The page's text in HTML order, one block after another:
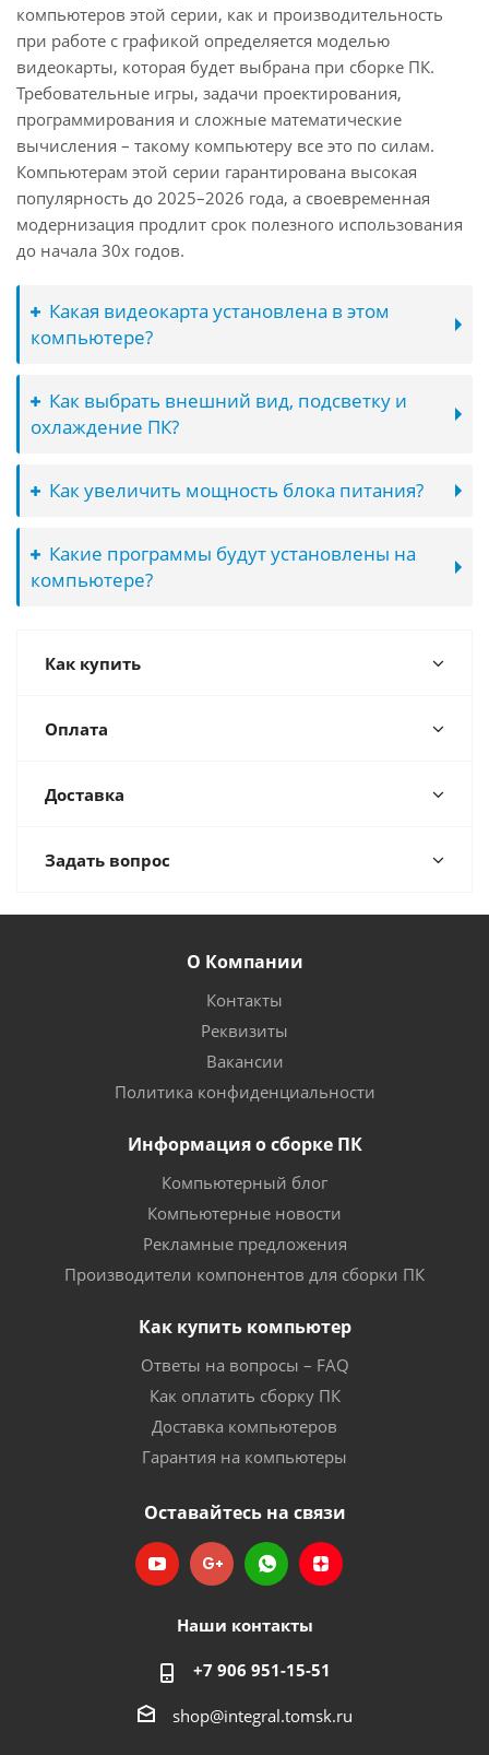
компьютеров этой серии, как и производительность
при работе с графикой определяется моделью
видеокарты, которая будет выбрана при сборке ПК.
Требовательные игры, задачи проектирования,
программирования и сложные математические
вычисления – такому компьютеру все это по силам.
Компьютерам этой серии гарантирована высокая
популярность до 2025–2026 года, а своевременная
модернизация продлит срок полезного использования
до начала 30х годов.
Какая видеокарта установлена в этом
компьютере?
Как выбрать внешний вид, подсветку и
охлаждение ПК?
Как увеличить мощность блока питания?
Какие программы будут установлены на
компьютере?
Как купить
Оплата
Доставка
Задать вопрос
О Компании
Контакты
Реквизиты
Вакансии
Политика конфиденциальности
Информация о сборке ПК
Компьютерный блог
Компьютерные новости
Рекламные предложения
Производители компонентов для сборки ПК
Как купить компьютер
Ответы на вопросы – FAQ
Как оплатить сборку ПК
Доставка компьютеров
Гарантия на компьютеры
Оставайтесь на связи
Наши контакты
+7 906 951-15-51
shop@integral.tomsk.ru